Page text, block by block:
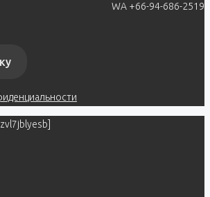
WA +66-94-686-2519